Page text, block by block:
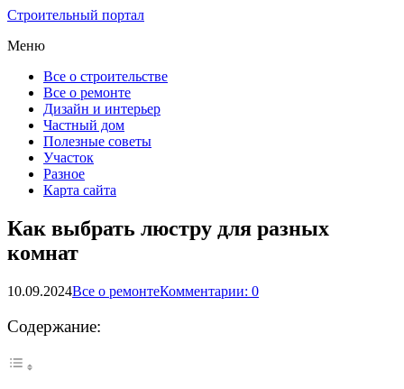
Строительный портал
Меню
Все о строительстве
Все о ремонте
Дизайн и интерьер
Частный дом
Полезные советы
Участок
Разное
Карта сайта
Как выбрать люстру для разных
комнат
10.09.2024Все о ремонтеКомментарии: 0
Содержание: